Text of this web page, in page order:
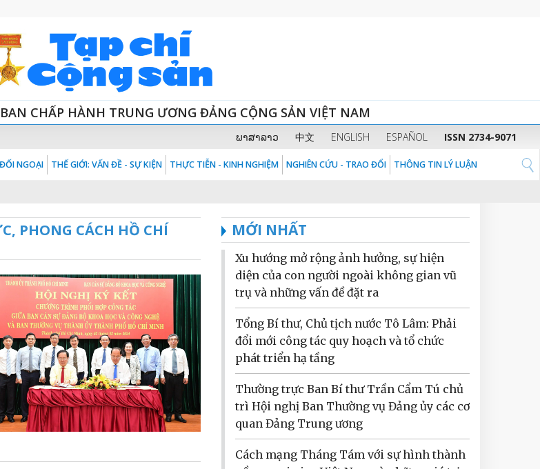
CHẤP HÀNH TRUNG ƯƠNG ĐẢNG CỘNG SẢN VIỆT NAM
ພາສາລາວ 中文 ENGLISH ESPAÑOL ISSN 2734-9071
NGOẠI THẾ GIỚI: VẤN ĐỀ - SỰ KIỆN THỰC TIỄN - KINH NGHIỆM NGHIÊN CỨU - TRAO ĐỔI THÔNG TIN LÝ LUẬN
PHONG CÁCH HỒ CHÍ
MỚI NHẤT
Xu hướng mở rộng ảnh hưởng, sự hiện
diện của con người ngoài không gian vũ
trụ và những vấn đề đặt ra
Tổng Bí thư, Chủ tịch nước Tô Lâm: Phải
đổi mới công tác quy hoạch và tổ chức
phát triển hạ tầng
Thường trực Ban Bí thư Trần Cẩm Tú chủ
trì Hội nghị Ban Thường vụ Đảng ủy các cơ
quan Đảng Trung ương
Cách mạng Tháng Tám với sự hình thành